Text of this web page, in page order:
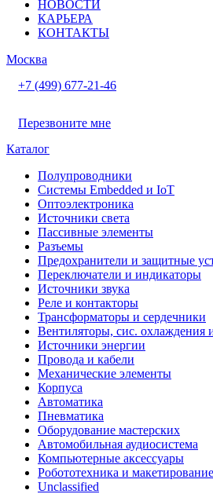
НОВОСТИ
КАРЬЕРА
КОНТАКТЫ
Москва
+7 (499) 677-21-46
Перезвоните мне
Каталог
Полупроводники
Системы Embedded и IoT
Oптоэлектроника
Источники света
Пассивные элементы
Разъeмы
Предохранители и защитные
Переключатели и индикаторы
Источники звука
Реле и контакторы
Трансформаторы и сердечники
Вентиляторы, сис. охлаждения
Источники энергии
Провода и кабели
Механические элементы
Корпуса
Автоматика
Пневматика
Оборудование мастерских
Автомобильная аудиосистема
Компьютерные аксессуары
Робототехника и макетирование
Unclassified